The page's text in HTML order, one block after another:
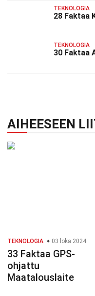
TEKNOLOGIA
28 Faktaa
TEKNOLOGIA
30 Faktaa
AIHEESEEN
TEKNOLOGIA 03 loka 2024
33 Faktaa GPS-
ohjattu
Maatalouslaite